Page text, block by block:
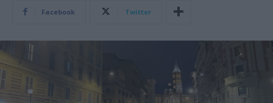
Facebook Twitter